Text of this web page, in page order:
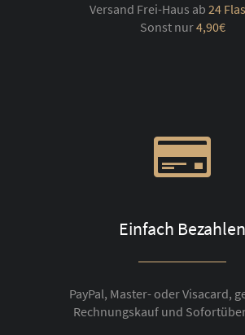
Versand Frei-Haus ab 24
Sonst nur4,90€
Einfach Bezahlen
PayPal, Master- oder Visacard,
Rechnungskauf und